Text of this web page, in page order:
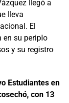
llegó a
lleva
El
en su periplo
y su registro
Estudiantes en
con 13